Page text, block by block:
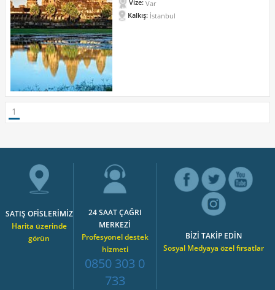
Vize: Var
Kalkış: İstanbul
1
SATIŞ OFİSLERİMİZ
Harita üzerinde
görün
24 SAAT ÇAĞRI
MERKEZİ
Profesyonel destek
hizmeti
0850 303 0
733
BİZİ TAKİP EDİN
Sosyal Medyaya özel fırsatlar